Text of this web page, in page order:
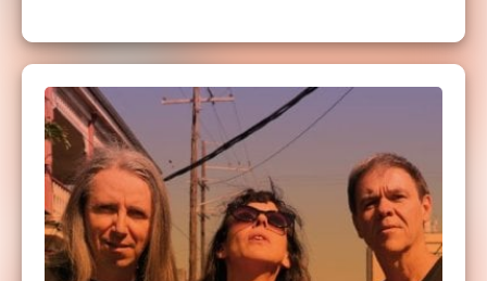
Nina Simone, Muddy Waters et Hank Williams.
Tia Gouttebel : guitare, voix
Gilles Chabenat : vielle à roue
Fabrice Bony : percussions, choeurs